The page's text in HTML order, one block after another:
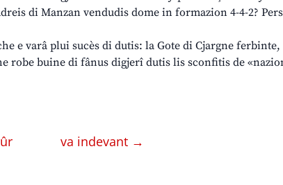
di Manzan vendudis dome in formazion 4-4-2?
e varâ plui sucès di dutis: la Gote di Cjargne
robe buine di fânus digjerî dutis lis sconfitis de
va indevant →